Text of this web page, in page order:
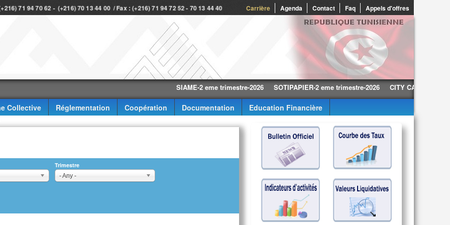
Carrière Agenda Contact Faq Appels d'offres
71 94 70 62 - (+216) 70 13 44 00 / Fax : (+216) 71 94 72 52 - 70 13 44 40
SIAME-2 eme trimestre-2026 SOTIPAPIER-2 eme trimestre-2026 CITY CARS-2 eme
Collective Réglementation Coopération Documentation
Education Financière
Trimestre
- Any -